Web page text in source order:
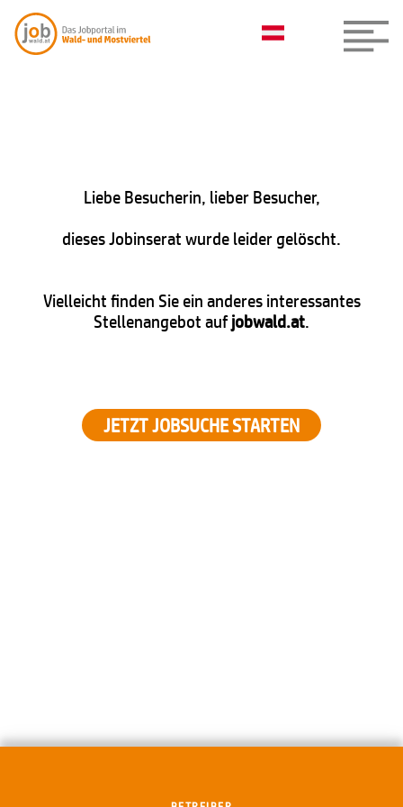
Liebe Besucherin, lieber Besucher,
dieses Jobinserat wurde leider gelöscht.
Vielleicht finden Sie ein anderes interessantes
Stellenangebot aufjobwald.at.
JETZT JOBSUCHE STARTEN